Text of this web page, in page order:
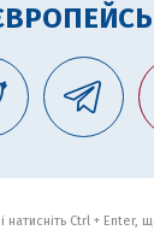
натисніть Ctrl +